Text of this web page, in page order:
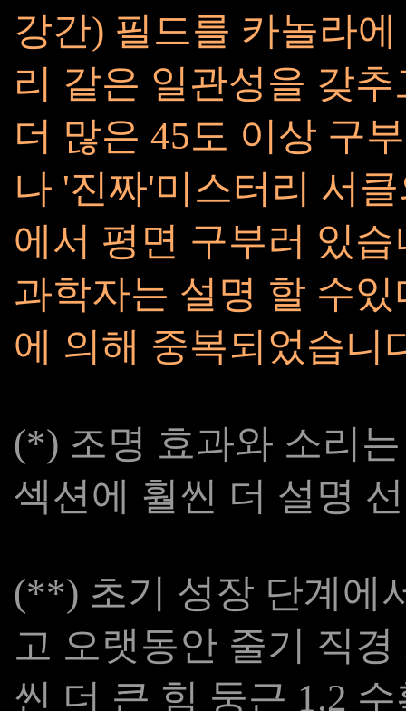
강간) 필드를 카놀라
리 같은 일관성을 갖
더 많은 45도 이상 구
나 '진짜'미스터리 서
에서 평면 구부러 있
과학자는 설명 할 수
에 의해 중복되었습니
(*) 조명 효과와 소리
섹션에 훨씬 더 설명
(**) 초기 성장 단계에
고 오랫동안 줄기 직
씬 더 큰 힘 둥근 1.2